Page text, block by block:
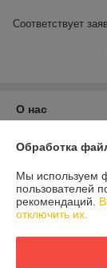
Соответствует
О нас
Контакты
Доставка и
График работы
Обработка
Мы используем
пользователей
рекомендаций.
отключить их.